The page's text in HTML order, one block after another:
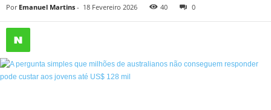
Por Emanuel Martins - 18 Fevereiro 2026 40 0